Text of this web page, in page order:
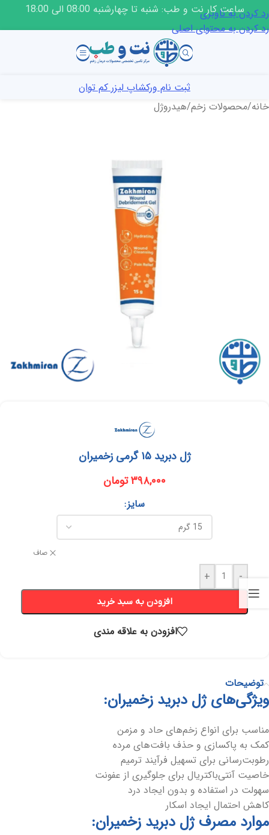
رد کردن به ناوبری
رد کردن به محتوای اصلی
ساعت کار نت و طب: شنبه تا چهارشنبه 08:00 الی 18:00
ثبت نام ورکشاپ لیزر کم توان
خانه/محصولات زخم/هیدروژل
ژل دبرید ۱۵ گرمی زخمیران
۳۹۸,۰۰۰تومان
سایز
صاف
-
+
افزودن به سبد خرید
افزودن به علاقه مندی
توضیحات
ویژگی‌های ژل دبرید زخمیران:
مناسب برای انواع زخم‌های حاد و مزمن
کمک به پاکسازی و حذف بافت‌های مرده
رطوبت‌رسانی برای تسهیل فرآیند ترمیم
خاصیت آنتی‌باکتریال برای جلوگیری از عفونت
سهولت در استفاده و بدون ایجاد درد
کاهش احتمال ایجاد اسکار
موارد مصرف ژل دبرید زخمیران: